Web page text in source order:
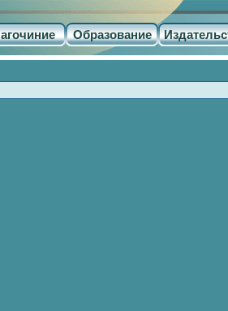
Образование